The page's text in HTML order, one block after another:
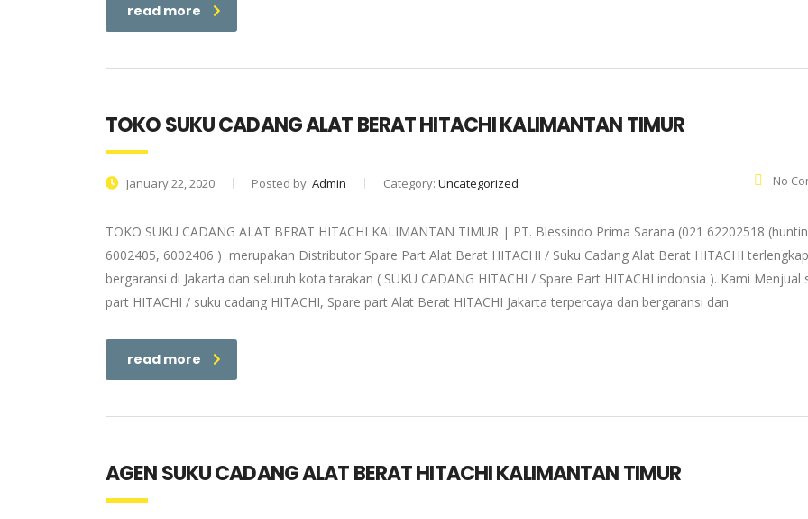
read more
TOKO SUKU CADANG ALAT BERAT HITACHI KALIMANTAN TIMUR
January 22, 2020 Posted by: Admin Category: Uncategorized No
TOKO SUKU CADANG ALAT BERAT HITACHI KALIMANTAN TIMUR | PT. Blessindo Prima Sarana (021 62202518
6002405, 6002406 ) merupakan Distributor Spare Part Alat Berat HITACHI / Suku Cadang Alat Berat HITACHI
bergaransi di Jakarta dan seluruh kota tarakan ( SUKU CADANG HITACHI / Spare Part HITACHI indonsia ). Kami Menjual
part HITACHI / suku cadang HITACHI, Spare part Alat Berat HITACHI Jakarta terpercaya dan bergaransi dan
read more
AGEN SUKU CADANG ALAT BERAT HITACHI KALIMANTAN TIMUR